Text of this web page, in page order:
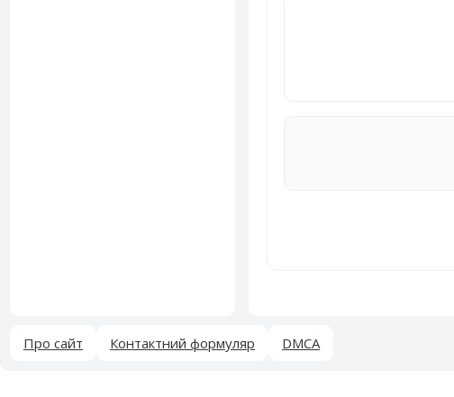
Про сайт Контактний формуляр DMCA